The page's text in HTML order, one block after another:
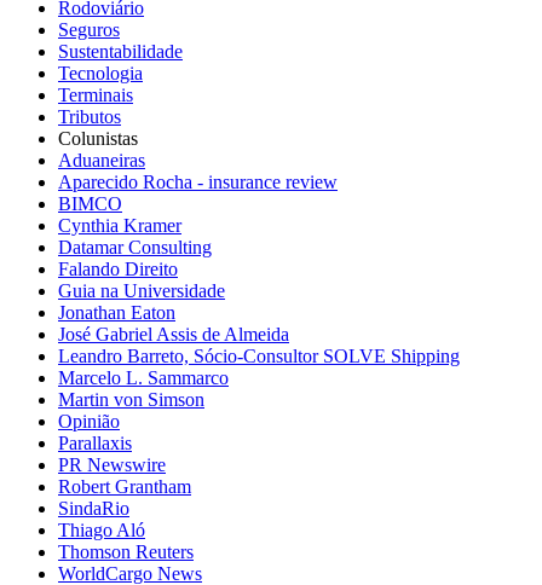
Rodoviário
Seguros
Sustentabilidade
Tecnologia
Terminais
Tributos
Colunistas
Aduaneiras
Aparecido Rocha - insurance review
BIMCO
Cynthia Kramer
Datamar Consulting
Falando Direito
Guia na Universidade
Jonathan Eaton
José Gabriel Assis de Almeida
Leandro Barreto, Sócio-Consultor SOLVE Shipping
Marcelo L. Sammarco
Martin von Simson
Opinião
Parallaxis
PR Newswire
Robert Grantham
SindaRio
Thiago Aló
Thomson Reuters
WorldCargo News